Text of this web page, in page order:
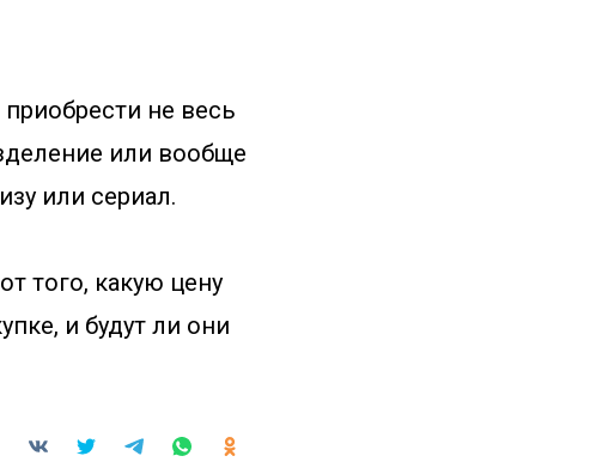
не весь
или вообще
или сериал.
того, какую цену
и будут ли они